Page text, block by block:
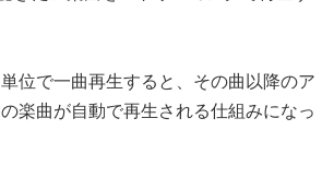
位で一曲再生すると、その曲以降のア
楽曲が自動で再生される仕組みになっ